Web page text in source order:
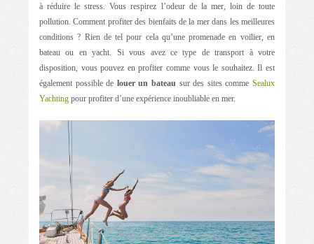
à réduire le stress. Vous respirez l’odeur de la mer, loin de toute
pollution. Comment profiter des bienfaits de la mer dans les meilleures
conditions ? Rien de tel pour cela qu’une promenade en voilier, en
bateau ou en yacht. Si vous avez ce type de transport à votre
disposition, vous pouvez en profiter comme vous le souhaitez. Il est
également possible de louer un bateau sur des sites commeSealux
Yachting pour profiter d’une expérience inoubliable en mer.